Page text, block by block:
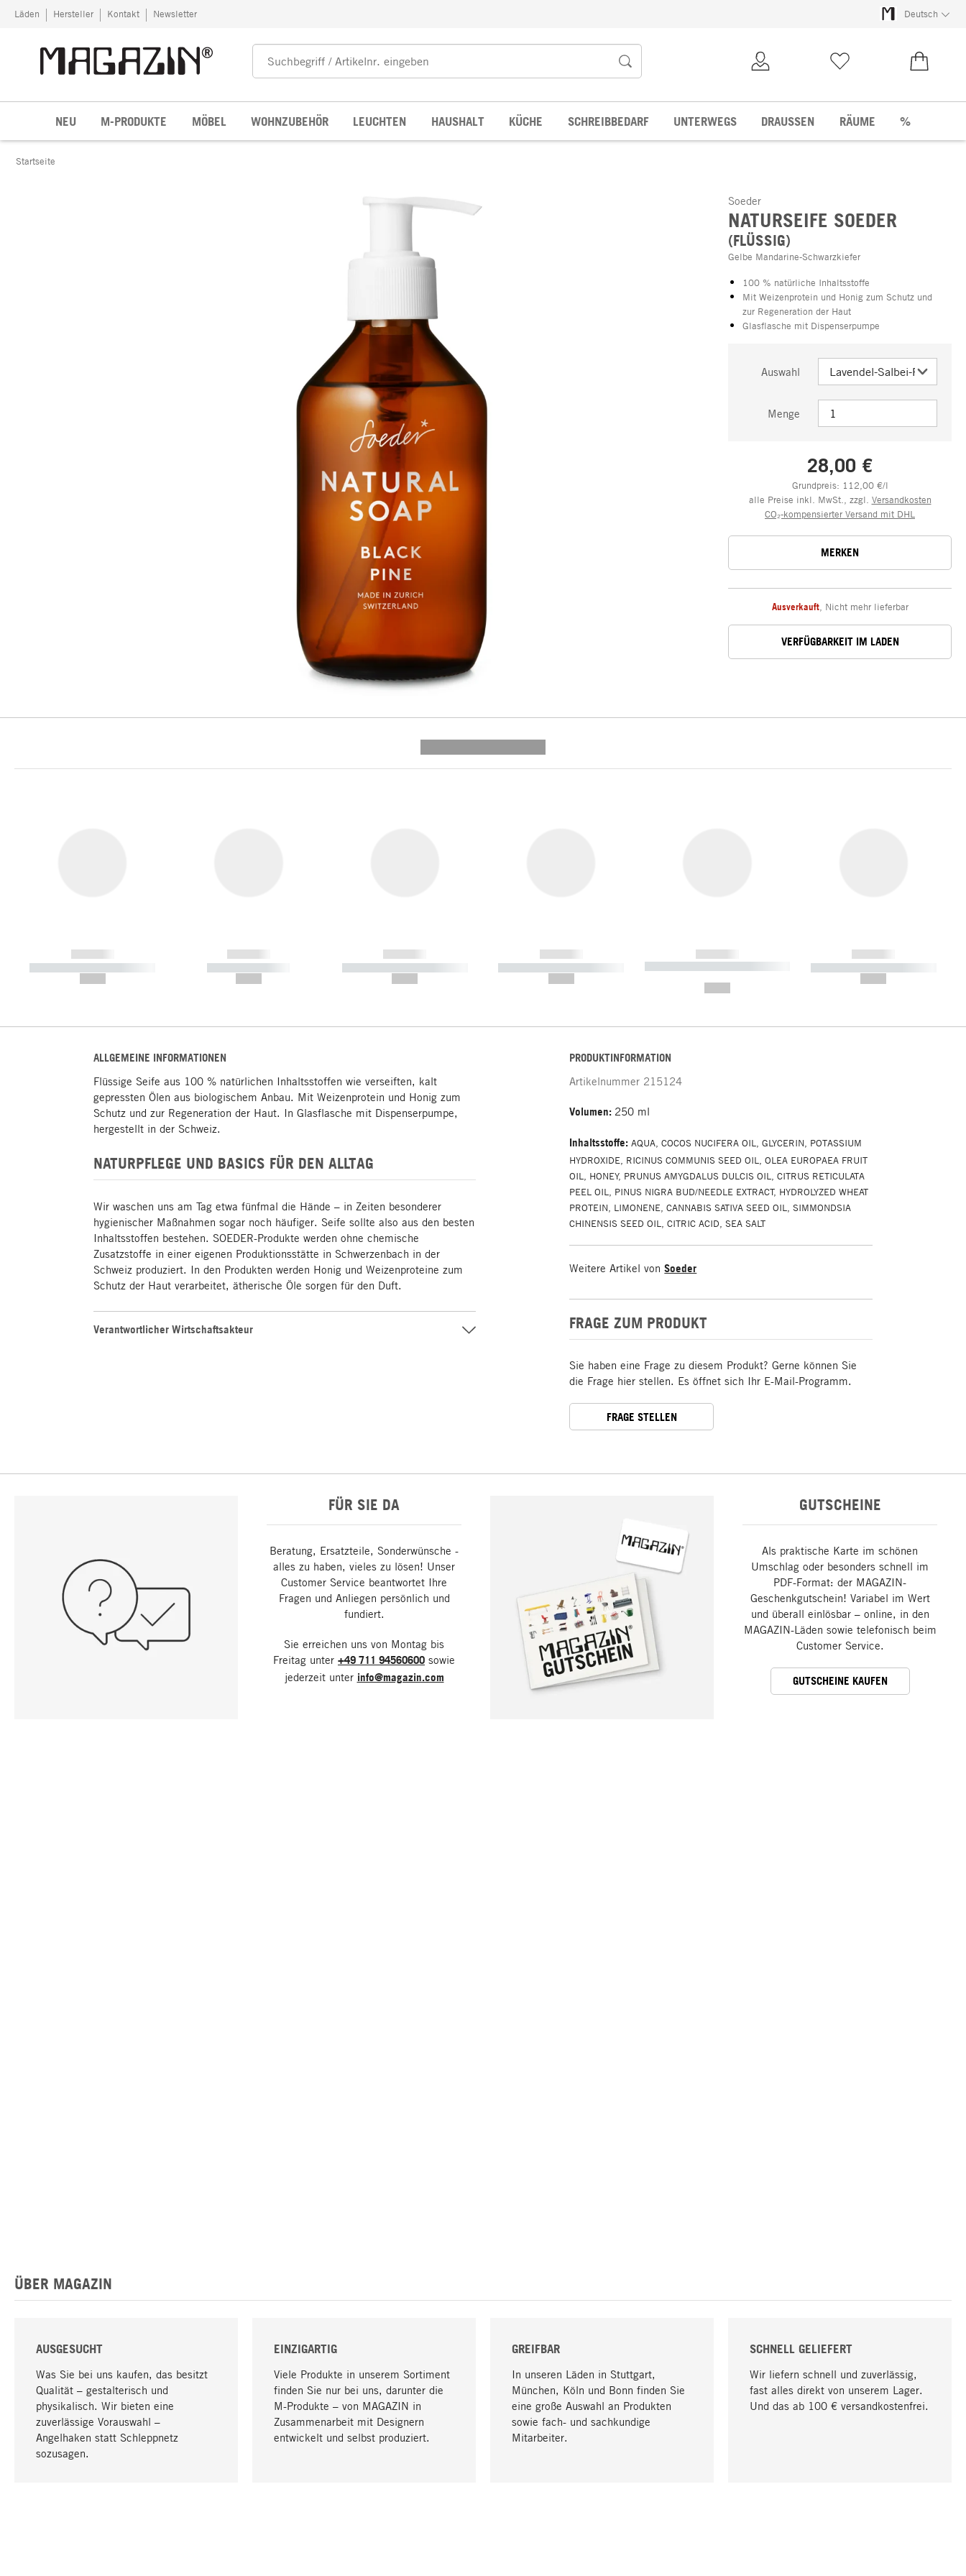
Zum Inhalt springen
Läden Hersteller Kontakt Newsletter Deutsch
NEU M-PRODUKTE MÖBEL WOHNZUBEHÖR LEUCHTEN HAUSHALT KÜCHE SCHREIBBEDARF UNTERWEGS DRAUSSEN RÄUME %
Startseite
Soeder
NATURSEIFE SOEDER
(FLÜSSIG)
Gelbe Mandarine-Schwarzkiefer
100 % natürliche Inhaltsstoffe
Mit Weizenprotein und Honig zum Schutz und
zur Regeneration der Haut
Glasflasche mit Dispenserpumpe
Auswahl
Menge
28,00 €
Grundpreis: 112,00 €/l
alle Preise inkl. MwSt., zzgl. Versandkosten
CO₂-kompensierter Versand mit DHL
MERKEN
Ausverkauft, Nicht mehr lieferbar
VERFÜGBARKEIT IM LADEN
------------
----------- ----------- -----------
------------
----------- -----------
------------
----------- ----------- -----------
------------
----------- ----------- -----------
------------
----------- ----------- ----------- ----
------------
----------- ----------- -----------
ALLGEMEINE INFORMATIONEN
Flüssige Seife aus 100 % natürlichen Inhaltsstoffen wie verseiften, kalt
gepressten Ölen aus biologischem Anbau. Mit Weizenprotein und Honig zum
Schutz und zur Regeneration der Haut. In Glasflasche mit Dispenserpumpe,
hergestellt in der Schweiz.
NATURPFLEGE UND BASICS FÜR DEN ALLTAG
Wir waschen uns am Tag etwa fünfmal die Hände – in Zeiten besonderer
hygienischer Maßnahmen sogar noch häufiger. Seife sollte also aus den besten
Inhaltsstoffen bestehen. SOEDER-Produkte werden ohne chemische
Zusatzstoffe in einer eigenen Produktionsstätte in Schwerzenbach in der
Schweiz produziert. In den Produkten werden Honig und Weizenproteine zum
Schutz der Haut verarbeitet, ätherische Öle sorgen für den Duft.
Verantwortlicher Wirtschaftsakteur
PRODUKTINFORMATION
Artikelnummer 215124
Volumen: 250 ml
Inhaltsstoffe:AQUA, COCOS NUCIFERA OIL, GLYCERIN, POTASSIUM
HYDROXIDE, RICINUS COMMUNIS SEED OIL, OLEA EUROPAEA FRUIT
OIL, HONEY, PRUNUS AMYGDALUS DULCIS OIL, CITRUS RETICULATA
PEEL OIL, PINUS NIGRA BUD/NEEDLE EXTRACT, HYDROLYZED WHEAT
PROTEIN, LIMONENE, CANNABIS SATIVA SEED OIL, SIMMONDSIA
CHINENSIS SEED OIL, CITRIC ACID, SEA SALT
Weitere Artikel von Soeder
FRAGE ZUM PRODUKT
Sie haben eine Frage zu diesem Produkt? Gerne können Sie
die Frage hier stellen. Es öffnet sich Ihr E-Mail-Programm.
FRAGE STELLEN
FÜR SIE DA
Beratung, Ersatzteile, Sonderwünsche -
alles zu haben, vieles zu lösen! Unser
Customer Service beantwortet Ihre
Fragen und Anliegen persönlich und
fundiert.
Sie erreichen uns von Montag bis
Freitag unter +49 711 94560600 sowie
jederzeit unter info@magazin.com
GUTSCHEINE
Als praktische Karte im schönen
Umschlag oder besonders schnell im
PDF-Format: der MAGAZIN-
Geschenkgutschein! Variabel im Wert
und überall einlösbar – online, in den
MAGAZIN-Läden sowie telefonisch beim
Customer Service.
GUTSCHEINE KAUFEN
ÜBER MAGAZIN
AUSGESUCHT
Was Sie bei uns kaufen, das besitzt
Qualität – gestalterisch und
physikalisch. Wir bieten eine
zuverlässige Vorauswahl –
Angelhaken statt Schleppnetz
sozusagen.
EINZIGARTIG
Viele Produkte in unserem Sortiment
finden Sie nur bei uns, darunter die
M-Produkte – von MAGAZIN in
Zusammenarbeit mit Designern
entwickelt und selbst produziert.
GREIFBAR
In unseren Läden in Stuttgart,
München, Köln und Bonn finden Sie
eine große Auswahl an Produkten
sowie fach- und sachkundige
Mitarbeiter.
SCHNELL GELIEFERT
Wir liefern schnell und zuverlässig,
fast alles direkt von unserem Lager.
Und das ab 100 € versandkostenfrei.